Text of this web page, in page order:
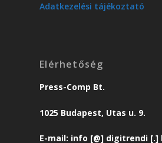
Adatkezelési tájékoztató
Elérhetőség
Press-Comp Bt.
1025 Budapest, Utas u. 9.
E-mail: info [@] digitrendi [.]